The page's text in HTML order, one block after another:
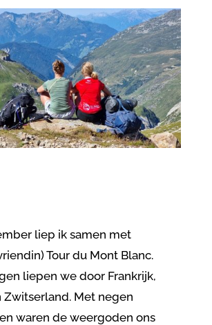
liep ik samen met
Tour du Mont Blanc.
liepen we door Frankrijk,
Zwitserland. Met negen
waren de weergoden ons